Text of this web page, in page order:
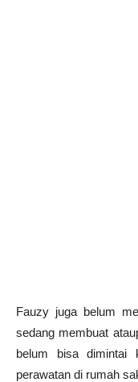
Fauzy juga belum
sedang membuat
belum bisa dimintai
perawatan di rumah